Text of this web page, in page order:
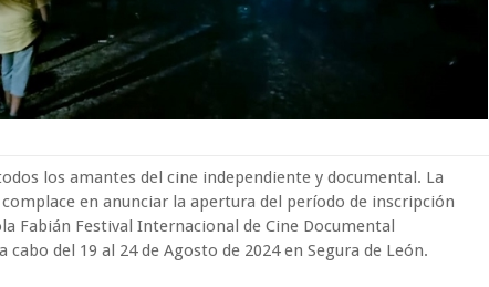
los amantes del cine independiente y documental. La
en anunciar la apertura del período de inscripción
Fabián Festival Internacional de Cine Documental
cabo del 19 al 24 de Agosto de 2024 en Segura de León.